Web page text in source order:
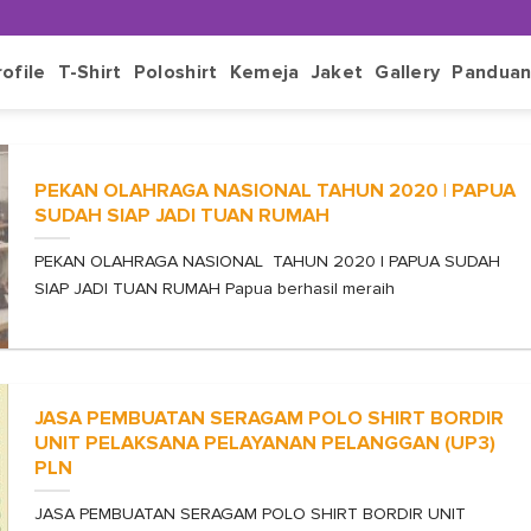
T-Shirt Poloshirt Kemeja Jaket Gallery Panduan
PEKAN OLAHRAGA NASIONAL TAHUN 2020 | PAPUA
SUDAH SIAP JADI TUAN RUMAH
PEKAN OLAHRAGA NASIONAL TAHUN 2020 | PAPUA SUDAH
SIAP JADI TUAN RUMAH Papua berhasil meraih
JASA PEMBUATAN SERAGAM POLO SHIRT BORDIR
UNIT PELAKSANA PELAYANAN PELANGGAN (UP3)
PLN
JASA PEMBUATAN SERAGAM POLO SHIRT BORDIR UNIT